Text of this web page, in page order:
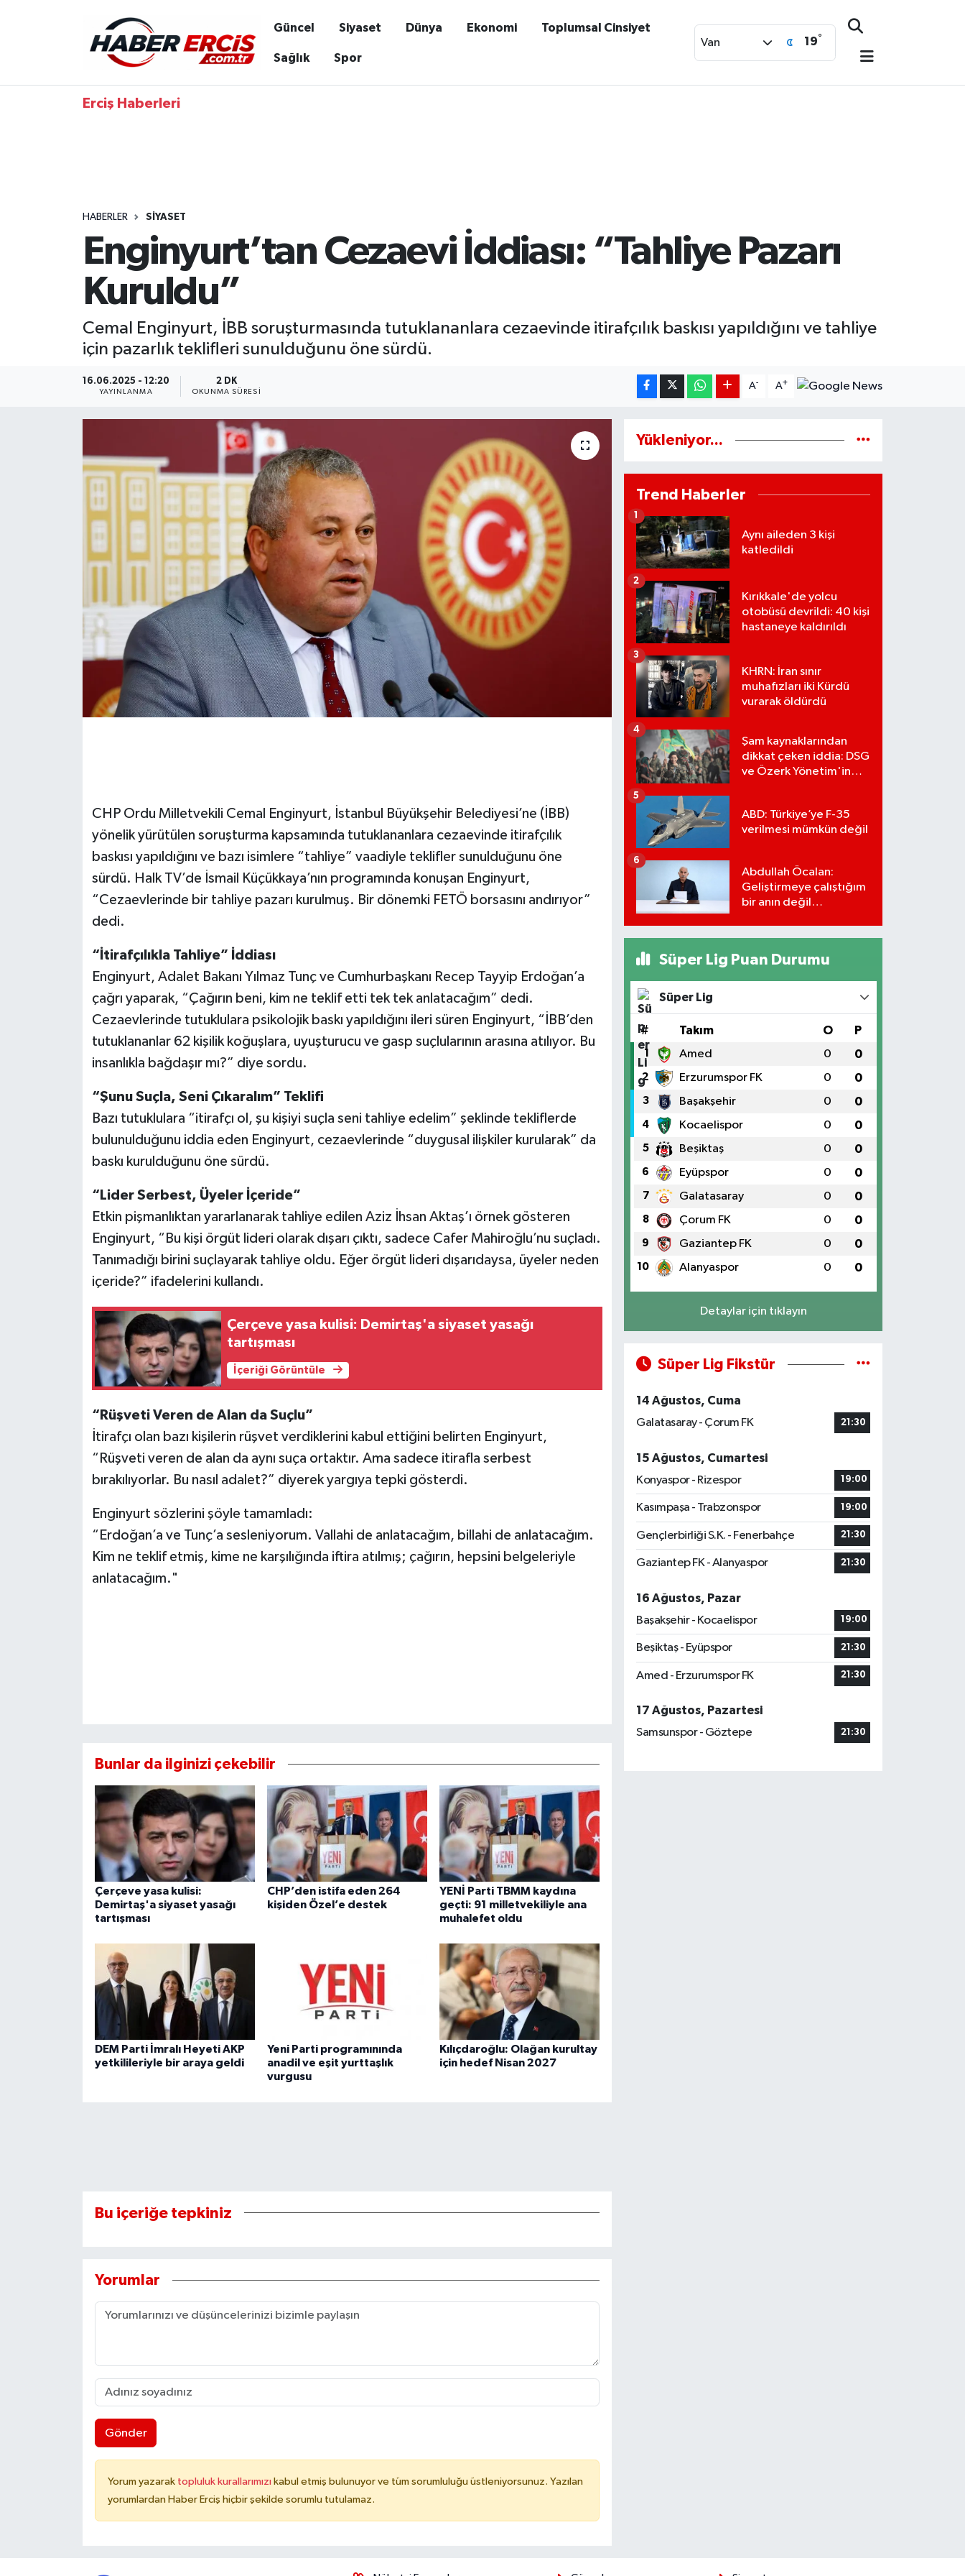
Güncel Siyaset Dünya Ekonomi Toplumsal Cinsiyet
Sağlık Spor
Van 19°
Erciş Haberleri
HABERLER SIYASET
Enginyurt’tan Cezaevi İddiası: “Tahliye Pazarı
Kuruldu”
Cemal Enginyurt, İBB soruşturmasında tutuklananlara cezaevinde itirafçılık baskısı yapıldığını ve tahliye
için pazarlık teklifleri sunulduğunu öne sürdü.
16.06.2025 - 12:20
YAYINLANMA
2 DK
OKUNMA SÜRESI
A- A+
CHP Ordu Milletvekili Cemal Enginyurt, İstanbul Büyükşehir Belediyesi’ne (İBB)
yönelik yürütülen soruşturma kapsamında tutuklananlara cezaevinde itirafçılık
baskısı yapıldığını ve bazı isimlere “tahliye” vaadiyle teklifler sunulduğunu öne
sürdü. Halk TV’de İsmail Küçükkaya’nın programında konuşan Enginyurt,
“Cezaevlerinde bir tahliye pazarı kurulmuş. Bir dönemki FETÖ borsasını andırıyor”
dedi.
“İtirafçılıkla Tahliye” İddiası
Enginyurt, Adalet Bakanı Yılmaz Tunç ve Cumhurbaşkanı Recep Tayyip Erdoğan’a
çağrı yaparak, “Çağırın beni, kim ne teklif etti tek tek anlatacağım” dedi.
Cezaevlerinde tutuklulara psikolojik baskı yapıldığını ileri süren Enginyurt, “İBB’den
tutuklananlar 62 kişilik koğuşlara, uyuşturucu ve gasp suçlularının arasına atılıyor. Bu
insanlıkla bağdaşır mı?” diye sordu.
“Şunu Suçla, Seni Çıkaralım” Teklifi
Bazı tutuklulara “itirafçı ol, şu kişiyi suçla seni tahliye edelim” şeklinde tekliflerde
bulunulduğunu iddia eden Enginyurt, cezaevlerinde “duygusal ilişkiler kurularak” da
baskı kurulduğunu öne sürdü.
“Lider Serbest, Üyeler İçeride”
Etkin pişmanlıktan yararlanarak tahliye edilen Aziz İhsan Aktaş’ı örnek gösteren
Enginyurt, “Bu kişi örgüt lideri olarak dışarı çıktı, sadece Cafer Mahiroğlu’nu suçladı.
Tanımadığı birini suçlayarak tahliye oldu. Eğer örgüt lideri dışarıdaysa, üyeler neden
içeride?” ifadelerini kullandı.
Çerçeve yasa kulisi: Demirtaş'a siyaset yasağı
tartışması
İçeriği Görüntüle
“Rüşveti Veren de Alan da Suçlu”
İtirafçı olan bazı kişilerin rüşvet verdiklerini kabul ettiğini belirten Enginyurt,
“Rüşveti veren de alan da aynı suça ortaktır. Ama sadece itirafla serbest
bırakılıyorlar. Bu nasıl adalet?” diyerek yargıya tepki gösterdi.
Enginyurt sözlerini şöyle tamamladı:
“Erdoğan’a ve Tunç’a sesleniyorum. Vallahi de anlatacağım, billahi de anlatacağım.
Kim ne teklif etmiş, kime ne karşılığında iftira atılmış; çağırın, hepsini belgeleriyle
anlatacağım."
Bunlar da ilginizi çekebilir
Çerçeve yasa kulisi:
Demirtaş'a siyaset yasağı
tartışması
CHP’den istifa eden 264
kişiden Özel’e destek
YENİ Parti TBMM kaydına
geçti: 91 milletvekiliyle ana
muhalefet oldu
DEM Parti İmralı Heyeti AKP
yetkilileriyle bir araya geldi
Yeni Parti programınında
anadil ve eşit yurttaşlık
vurgusu
Kılıçdaroğlu: Olağan kurultay
için hedef Nisan 2027
Bu içeriğe tepkiniz
Yorumlar
Gönder
Yorum yazarak topluluk kurallarımızı kabul etmiş bulunuyor ve tüm sorumluluğu üstleniyorsunuz. Yazılan
yorumlardan Haber Erciş hiçbir şekilde sorumlu tutulamaz.
Yükleniyor...
Trend Haberler
Aynı aileden 3 kişi
katledildi
1
Kırıkkale'de yolcu
otobüsü devrildi: 40 kişi
hastaneye kaldırıldı
2
KHRN: İran sınır
muhafızları iki Kürdü
vurarak öldürdü
3
Şam kaynaklarından
dikkat çeken iddia: DSG
ve Özerk Yönetim'in
4
ABD: Türkiye’ye F-35
verilmesi mümkün değil
5
Abdullah Öcalan:
Geliştirmeye çalıştığım
bir anın değil
6
Süper Lig Puan Durumu
Süper Lig
# Takım O P
1 Amed 0 0
2 Erzurumspor FK 0 0
3 Başakşehir 0 0
4 Kocaelispor 0 0
5 Beşiktaş 0 0
6 Eyüpspor 0 0
7 Galatasaray 0 0
8 Çorum FK 0 0
9 Gaziantep FK 0 0
10 Alanyaspor 0 0
Detaylar için tıklayın
Süper Lig Fikstür
14 Ağustos, Cuma
Galatasaray - Çorum FK
21:30
15 Ağustos, Cumartesi
Konyaspor - Rizespor
19:00
Kasımpaşa - Trabzonspor 19:00
Gençlerbirliği S.K. - Fenerbahçe 21:30
Gaziantep FK - Alanyaspor 21:30
16 Ağustos, Pazar
Başakşehir - Kocaelispor
19:00
Beşiktaş - Eyüpspor 21:30
Amed - Erzurumspor FK 21:30
17 Ağustos, Pazartesi
Samsunspor - Göztepe
21:30